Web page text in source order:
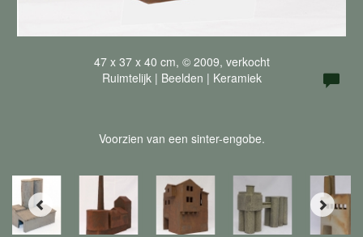
47 x 37 x 40 cm, © 2009, verkocht
Ruimtelijk | Beelden | Keramiek
Voorzien van een sinter-engobe.